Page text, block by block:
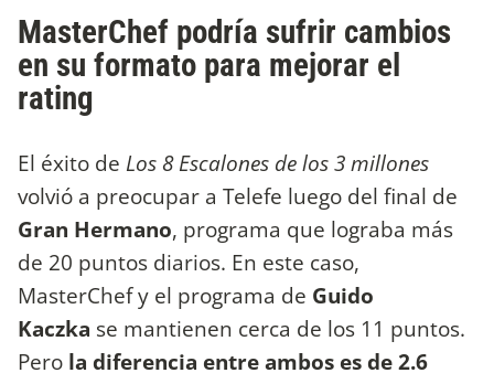
MasterChef podría sufrir cambios
en su formato para mejorar el
rating
El éxito de Los 8 Escalones de los 3 millones
volvió a preocupar a Telefe luego del final de
Gran Hermano, programa que lograba más
de 20 puntos diarios. En este caso,
MasterChef y el programa de Guido
Kaczka se mantienen cerca de los 11 puntos.
Pero la diferencia entre ambos es de 2.6